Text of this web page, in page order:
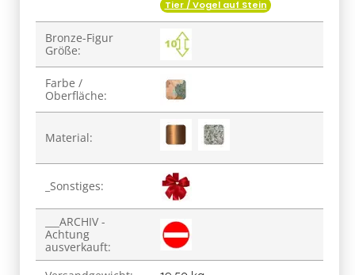
Tier / Vogel auf Stein
Bronze-Figur
Größe:
Farbe /
Oberfläche:
Material:
_Sonstiges:
___ARCHIV -
Achtung
ausverkauft: